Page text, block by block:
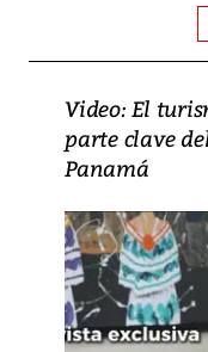
Video: El
parte clave
Panamá